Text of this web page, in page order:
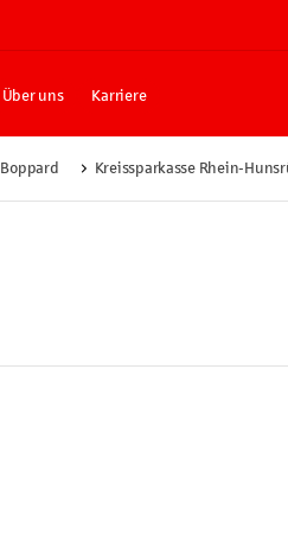
Über uns Karriere
Boppard Kreissparkasse Rhein-